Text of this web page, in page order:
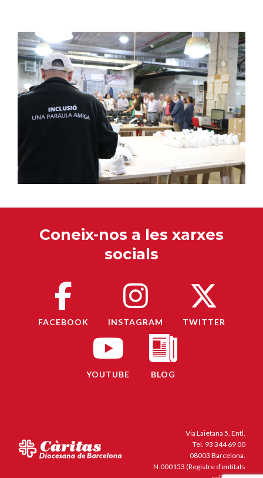
Coneix-nos a les xarxes
socials
FACEBOOK INSTAGRAM TWITTER
YOUTUBE BLOG
Via Laietana 5, Entl.
Tel. 93 344 69 00
08003 Barcelona.
N.000153 (Registre d'entitats